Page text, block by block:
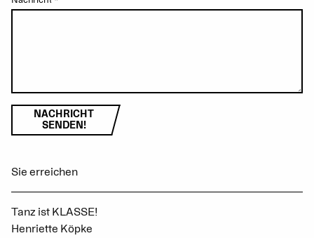
NACHRICHT
SENDEN!
Sie erreichen
Tanz ist KLASSE!
Henriette Köpke